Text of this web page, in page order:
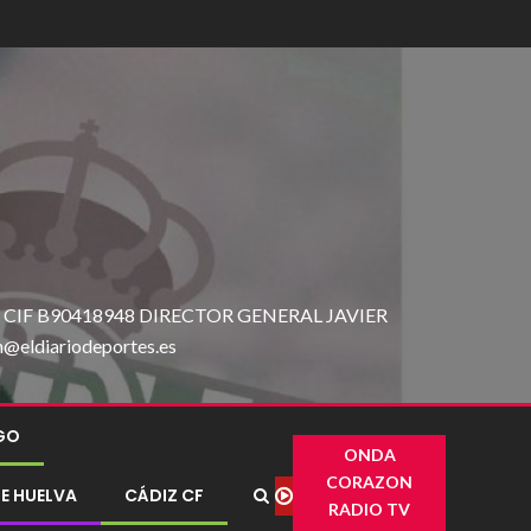
B90418948 DIRECTOR GENERAL JAVIER
HUELVA CÁDIZ CF
ONDA
CORAZON
RADIO TV